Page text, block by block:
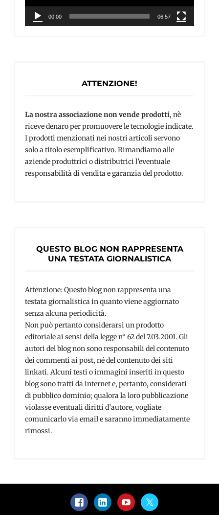
00:00 06:57
ATTENZIONE!
La nostra associazione non vende prodotti, nè
riceve denaro per promuovere le tecnologie indicate.
I prodotti menzionati nei nostri articoli servono
solo a titolo esemplificativo. Rimandiamo alle
aziende produttrici o distributrici l’eventuale
responsabilità di vendita e garanzia del prodotto.
QUESTO BLOG NON RAPPRESENTA
UNA TESTATA GIORNALISTICA
Attenzione: Questo blog non rappresenta una
testata giornalistica in quanto viene aggiornato
senza alcuna periodicità.
Non può pertanto considerarsi un prodotto
editoriale ai sensi della legge n° 62 del 7.03.2001. Gli
autori del blog non sono responsabili del contenuto
dei commenti ai post, né del contenuto dei siti
linkati. Alcuni testi o immagini inseriti in questo
blog sono tratti da internet e, pertanto, considerati
di pubblico dominio; qualora la loro pubblicazione
violasse eventuali diritti d’autore, vogliate
comunicarlo via email e saranno immediatamente
rimossi.
FacebookLinkedInYouTubeTwitter